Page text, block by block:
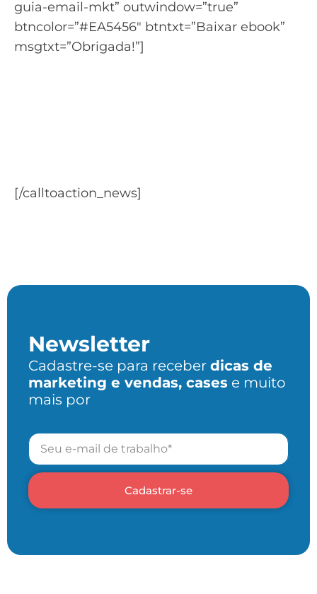
guia-email-mkt” outwindow=”true”
btncolor=”#EA5456″ btntxt=”Baixar ebook”
msgtxt=”Obrigada!”]
[/calltoaction_news]
Newsletter
Cadastre-se para receber dicas de
marketing e vendas, cases e muito
mais por
Cadastrar-se